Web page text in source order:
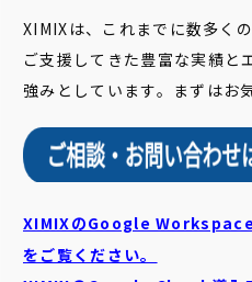
XIMIXは、これまでに数多く
ご支援してきた豊富な実績と
強みとしています。まずはお
XIMIXのGoogle Workspace
をご覧ください。